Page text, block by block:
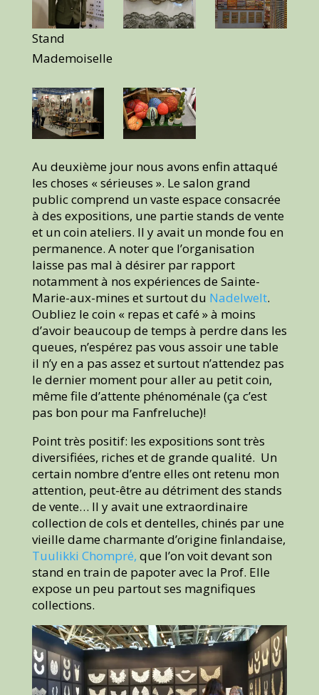
Stand
Mademoiselle
Au deuxième jour nous avons enfin attaqué
les choses « sérieuses ». Le salon grand
public comprend un vaste espace consacrée
à des expositions, une partie stands de vente
et un coin ateliers. Il y avait un monde fou en
permanence. A noter que l’organisation
laisse pas mal à désirer par rapport
notamment à nos expériences de Sainte-
Marie-aux-mines et surtout du Nadelwelt.
Oubliez le coin « repas et café » à moins
d’avoir beaucoup de temps à perdre dans les
queues, n’espérez pas vous assoir une table
il n’y en a pas assez et surtout n’attendez pas
le dernier moment pour aller au petit coin,
même file d’attente phénoménale (ça c’est
pas bon pour ma Fanfreluche)!
Point très positif: les expositions sont très
diversifiées, riches et de grande qualité. Un
certain nombre d’entre elles ont retenu mon
attention, peut-être au détriment des stands
de vente… Il y avait une extraordinaire
collection de cols et dentelles, chinés par une
vieille dame charmante d’origine finlandaise,
Tuulikki Chompré, que l’on voit devant son
stand en train de papoter avec la Prof. Elle
expose un peu partout ses magnifiques
collections.